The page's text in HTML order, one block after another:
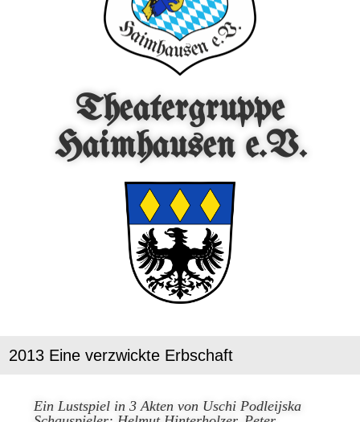
Theatergruppe
Haimhausen e.V.
2013 Eine verzwickte Erbschaft
Ein Lustspiel in 3 Akten von Uschi Podleijska